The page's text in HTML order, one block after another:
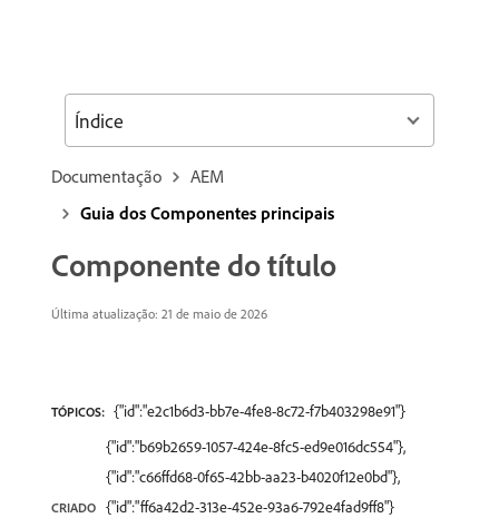
Documentação
AEM
Guia dos Componentes principais
Componente do título
Última atualização: 21 de maio de 2026
TÓPICOS: {"id":"e2c1b6d3-bb7e-4fe8-8c72-f7b403298e91"}
CRIADO
{"id":"b69b2659-1057-424e-8fc5-ed9e016dc554"},
{"id":"c66ffd68-0f65-42bb-aa23-b4020f12e0bd"},
{"id":"ff6a42d2-313e-452e-93a6-792e4fad9ff8"}
Índice